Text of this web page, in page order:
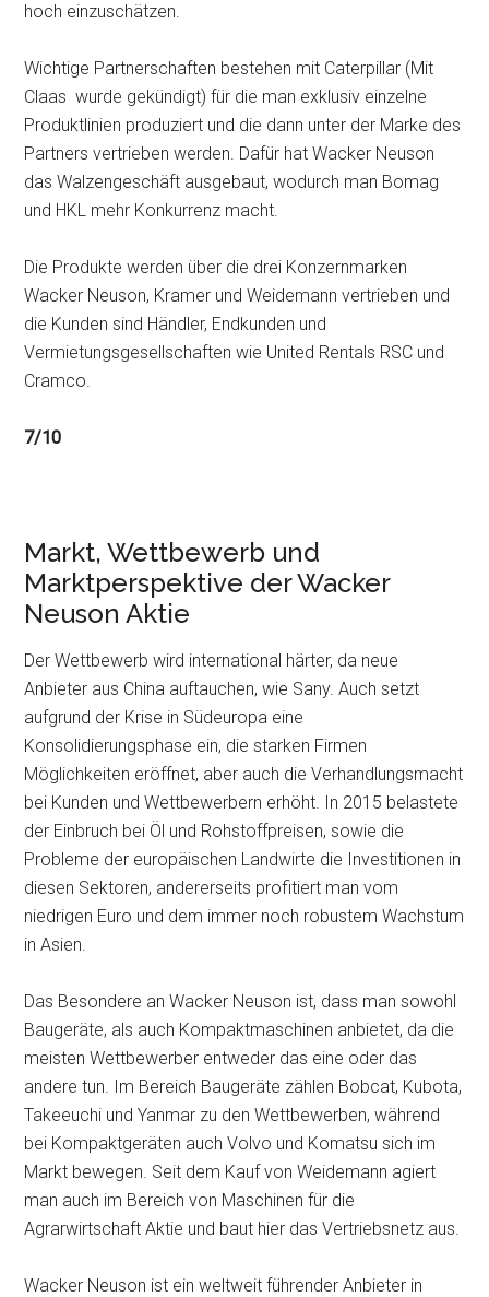
hoch einzuschätzen.
Wichtige Partnerschaften bestehen mit Caterpillar (Mit
Claas wurde gekündigt) für die man exklusiv einzelne
Produktlinien produziert und die dann unter der Marke des
Partners vertrieben werden. Dafür hat Wacker Neuson
das Walzengeschäft ausgebaut, wodurch man Bomag
und HKL mehr Konkurrenz macht.
Die Produkte werden über die drei Konzernmarken
Wacker Neuson, Kramer und Weidemann vertrieben und
die Kunden sind Händler, Endkunden und
Vermietungsgesellschaften wie United Rentals RSC und
Cramco.
7/10
Markt, Wettbewerb und
Marktperspektive der Wacker
Neuson Aktie
Der Wettbewerb wird international härter, da neue
Anbieter aus China auftauchen, wie Sany. Auch setzt
aufgrund der Krise in Südeuropa eine
Konsolidierungsphase ein, die starken Firmen
Möglichkeiten eröffnet, aber auch die Verhandlungsmacht
bei Kunden und Wettbewerbern erhöht. In 2015 belastete
der Einbruch bei Öl und Rohstoffpreisen, sowie die
Probleme der europäischen Landwirte die Investitionen in
diesen Sektoren, andererseits profitiert man vom
niedrigen Euro und dem immer noch robustem Wachstum
in Asien.
Das Besondere an Wacker Neuson ist, dass man sowohl
Baugeräte, als auch Kompaktmaschinen anbietet, da die
meisten Wettbewerber entweder das eine oder das
andere tun. Im Bereich Baugeräte zählen Bobcat, Kubota,
Takeeuchi und Yanmar zu den Wettbewerben, während
bei Kompaktgeräten auch Volvo und Komatsu sich im
Markt bewegen. Seit dem Kauf von Weidemann agiert
man auch im Bereich von Maschinen für die
Agrarwirtschaft Aktie und baut hier das Vertriebsnetz aus.
Wacker Neuson ist ein weltweit führender Anbieter in